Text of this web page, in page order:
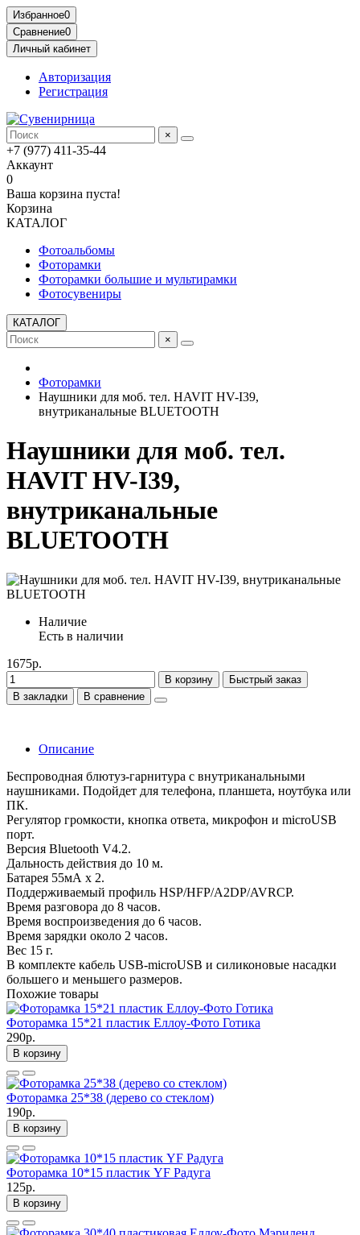
Избранное0
Сравнение0
Личный кабинет
Авторизация
Регистрация
×
+7 (977) 411-35-44
Аккаунт
0
Ваша корзина пуста!
Корзина
КАТАЛОГ
Фотоальбомы
Фоторамки
Фоторамки большие и мультирамки
Фотосувениры
КАТАЛОГ
×
Фоторамки
Наушники для моб. тел. HAVIT HV-I39,
внутриканальные BLUETOOTH
Наушники для моб. тел.
HAVIT HV-I39,
внутриканальные
BLUETOOTH
Наличие
Есть в наличии
1675р.
В корзину
Быстрый заказ
В закладки
В сравнение
Описание
Беспроводная блютуз-гарнитура с внутриканальными
наушниками. Подойдет для телефона, планшета, ноутбука или
ПК.
Регулятор громкости, кнопка ответа, микрофон и microUSB
порт.
Версия Bluetooth V4.2.
Дальность действия до 10 м.
Батарея 55мА х 2.
Поддерживаемый профиль HSP/HFP/A2DP/AVRCP.
Время разговора до 8 часов.
Время воспроизведения до 6 часов.
Время зарядки около 2 часов.
Вес 15 г.
В комплекте кабель USB-microUSB и силиконовые насадки
большего и меньшего размеров.
Похожие товары
Фоторамка 15*21 пластик Еллоу-Фото Готика
290р.
В корзину
Фоторамка 25*38 (дерево со стеклом)
190р.
В корзину
Фоторамка 10*15 пластик YF Радуга
125р.
В корзину